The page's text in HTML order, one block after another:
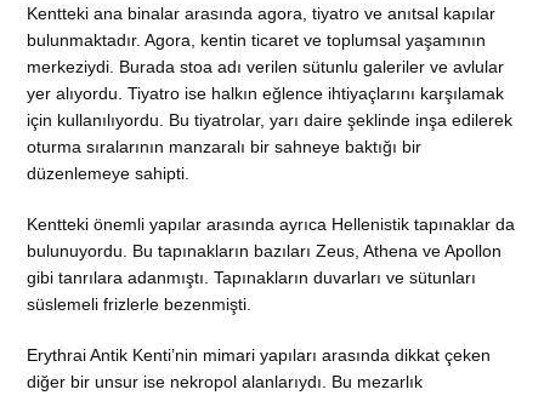
Kentteki ana binalar arasında agora, tiyatro ve anıtsal kapılar
bulunmaktadır. Agora, kentin ticaret ve toplumsal yaşamının
merkeziydi. Burada stoa adı verilen sütunlu galeriler ve avlular
yer alıyordu. Tiyatro ise halkın eğlence ihtiyaçlarını karşılamak
için kullanılıyordu. Bu tiyatrolar, yarı daire şeklinde inşa edilerek
oturma sıralarının manzaralı bir sahneye baktığı bir
düzenlemeye sahipti.
Kentteki önemli yapılar arasında ayrıca Hellenistik tapınaklar da
bulunuyordu. Bu tapınakların bazıları Zeus, Athena ve Apollon
gibi tanrılara adanmıştı. Tapınakların duvarları ve sütunları
süslemeli frizlerle bezenmişti.
Erythrai Antik Kenti’nin mimari yapıları arasında dikkat çeken
diğer bir unsur ise nekropol alanlarıydı. Bu mezarlık